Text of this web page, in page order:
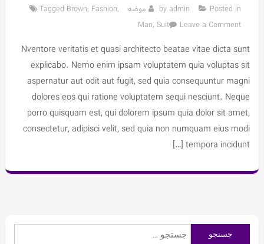
by admin Posted in موضه Tagged Brown, Fashion,
Man, Suit Leave a Comment
on
Man
Fashion
Clothing
Has
Arrived
Nventore veritatis et quasi architecto beatae vitae dicta sunt
explicabo. Nemo enim ipsam voluptatem quia voluptas sit
aspernatur aut odit aut fugit, sed quia consequuntur magni
dolores eos qui ratione voluptatem sequi nesciunt. Neque
porro quisquam est, qui dolorem ipsum quia dolor sit amet,
consectetur, adipisci velit, sed quia non numquam eius modi
tempora incidunt […]
جستجو